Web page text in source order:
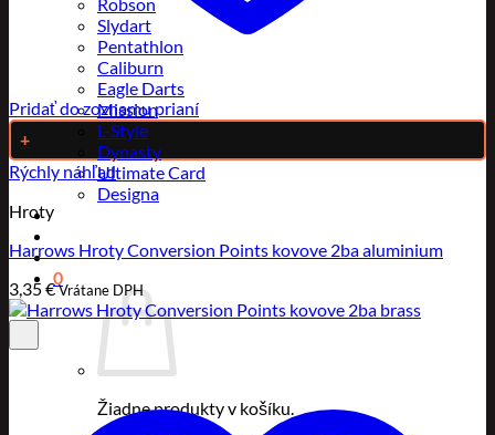
Slydart
Pentathlon
Caliburn
Eagle Darts
Mission
L-Style
Dynasty
Ultimate Card
Designa
0
Žiadne produkty v košíku.
Pridať do zoznamu prianí
+
Rýchly náhľad
Hroty
Harrows Hroty Conversion Points kovove 2ba aluminium
3,35€Vrátane DPH